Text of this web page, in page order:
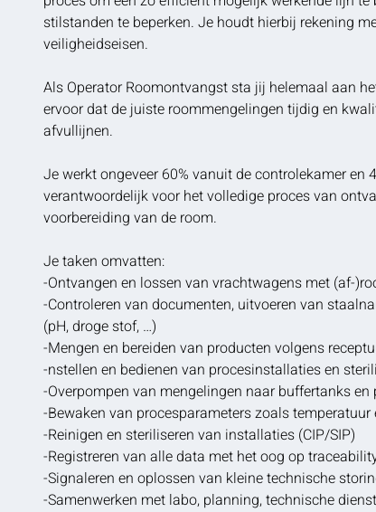
stilstanden te beperken. Je houdt hierbij rekening
veiligheidseisen.
Als Operator Roomontvangst sta jij helemaal aan
ervoor dat de juiste roommengelingen tijdig en
afvullijnen.
Je werkt ongeveer 60% vanuit de controlekamer en
verantwoordelijk voor het volledige proces van
voorbereiding van de room.
Je taken omvatten:
-Ontvangen en lossen van vrachtwagens met (af-
-Controleren van documenten, uitvoeren van
(pH, droge stof, …)
-Mengen en bereiden van producten volgens
-nstellen en bedienen van procesinstallaties en
-Overpompen van mengelingen naar buffertanks
-Bewaken van procesparameters zoals temperatuur
-Reinigen en steriliseren van installaties (CIP/SIP)
-Registreren van alle data met het oog op
-Signaleren en oplossen van kleine technische
-Samenwerken met labo, planning, technische